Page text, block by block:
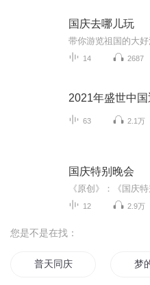
国庆去哪儿玩
带你游览祖国的大
14 2687
2021年盛世中
63 2.1万
国庆特别晚会
12 2.9万
您是不是在找：
普天同庆 梦